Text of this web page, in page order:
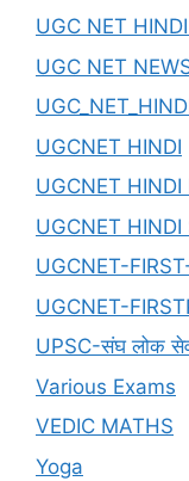
UGC NET
UGC NET
UGCNET HINDI
UGCNET HINDI
UGCNET
UGCNET-
UGCNET-
UPSC-संघ लोक
Various Exams
VEDIC MATHS
Yoga